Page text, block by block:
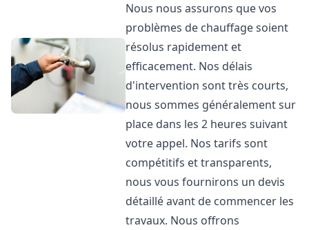
Nous nous assurons que vos
problèmes de chauffage soient
résolus rapidement et
efficacement. Nos délais
d'intervention sont très courts,
nous sommes généralement sur
place dans les 2 heures suivant
votre appel. Nos tarifs sont
compétitifs et transparents,
nous vous fournirons un devis
détaillé avant de commencer les
travaux. Nous offrons